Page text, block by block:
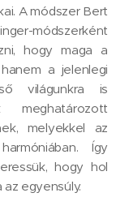
A módszer Bert
módszerként
hogy maga a
a jelenlegi
világunkra is
melyekkel az
Így
hogy hol
egyensúly.